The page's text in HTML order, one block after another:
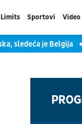
Limits Sportovi Video
sledeća je Belgija